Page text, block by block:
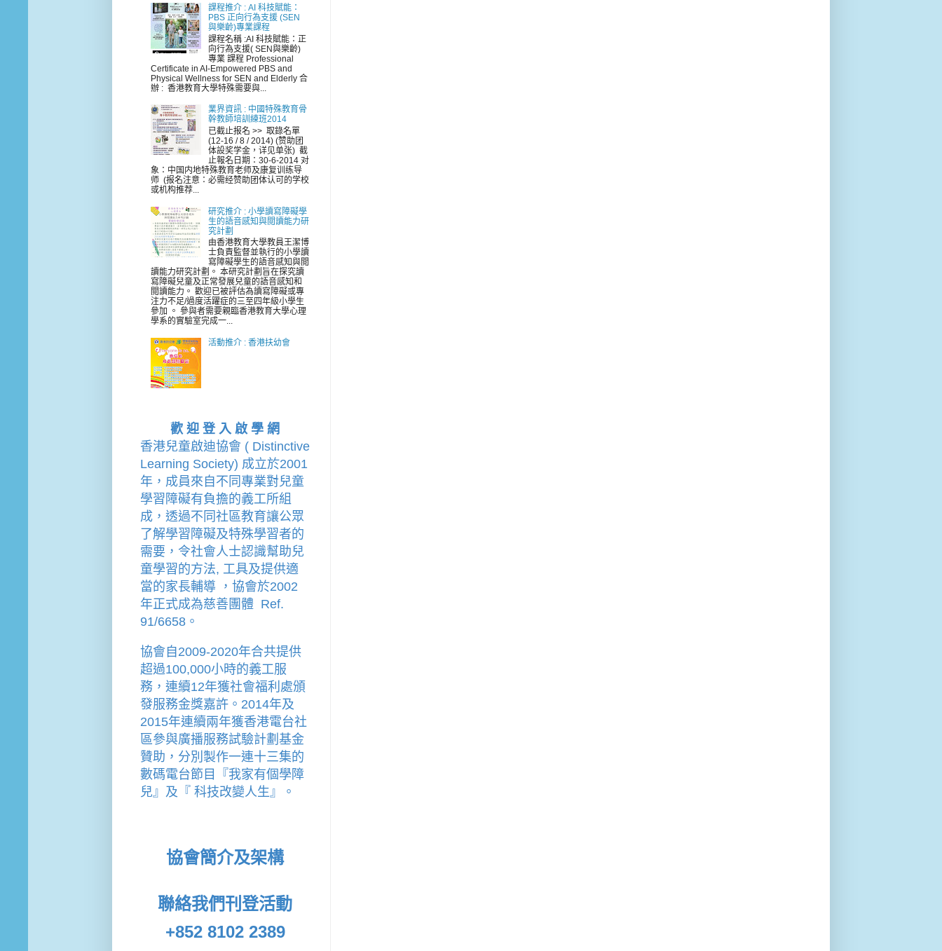
課程推介 : AI 科技賦能：
PBS 正向行為支援 (SEN
與樂齡)專業課程
課程名稱 :AI 科技賦能：正
向行為支援( SEN與樂齡)
專業 課程 Professional
Certificate in AI-Empowered PBS and
Physical Wellness for SEN and Elderly 合
辦 : 香港教育大學特殊需要與...
業界資訊 : 中國特殊教育骨
幹教師培訓練班2014
已截止报名 >> 取錄名單
(12-16 / 8 / 2014) (赞助团
体設奖学金，详见单张) 截
止報名日期：30-6-2014 对
象：中国内地特殊教育老师及康复训练导
师 (报名注意：必需经赞助团体认可的学校
或机构推荐...
研究推介 : 小學讀寫障礙學
生的語音感知與閲讀能力研
究計劃
由香港教育大學教員王潔博
士負責監督並執行的小學讀
寫障礙學生的語音感知與閲
讀能力研究計劃。 本研究計劃旨在探究讀
寫障礙兒童及正常發展兒童的語音感知和
閲讀能力。 歡迎已被評估為讀寫障礙或專
注力不足/過度活躍症的三至四年級小學生
參加 。 參與者需要親臨香港教育大學心理
學系的實驗室完成一...
活動推介 : 香港扶幼會
歡 迎 登 入 啟 學 網
香港兒童啟迪協會 ( Distinctive
Learning Society) 成立於2001
年，成員來自不同專業對兒童
學習障礙有負擔的義工所組
成，透過不同社區教育讓公眾
了解學習障礙及特殊學習者的
需要，令社會人士認識幫助兒
童學習的方法, 工具及提供適
當的家長輔導
， 協會於2002
年正式成為慈善團體  Ref.
91/6658。
協會 自2009-2020年合共提供
超過100,000小時的義工服
務，連續12年獲社會福利處頒
發服務金獎嘉許。 2014年及
2015年連續兩年獲香港電台社
區參與廣播服務試驗計劃基金
贊助，分別製作一連十三集的
數碼電台節目『我家有個學障
兒』及『 科技改變人生』。
協會簡介及架構
聯絡我們刊登活動
+852 8102 2389